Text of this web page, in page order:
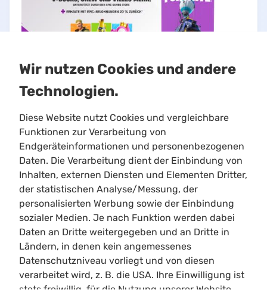
Limitloot
Roadmap
Kontakt
Kooperationen
Shortcuts
Heller/Dunkler Modus
Suchen
Cookie Einstellungen
Wir nutzen Cookies und andere
Technologien.
Diese Website nutzt Cookies und vergleichbare
Funktionen zur Verarbeitung von
Endgeräteinformationen und personenbezogenen
Daten. Die Verarbeitung dient der Einbindung von
Inhalten, externen Diensten und Elementen Dritter,
der statistischen Analyse/Messung, der
personalisierten Werbung sowie der Einbindung
sozialer Medien. Je nach Funktion werden dabei
Daten an Dritte weitergegeben und an Dritte in
Ländern, in denen kein angemessenes
Datenschutzniveau vorliegt und von diesen
verarbeitet wird, z. B. die USA. Ihre Einwilligung ist
stets freiwillig, für die Nutzung unserer Website